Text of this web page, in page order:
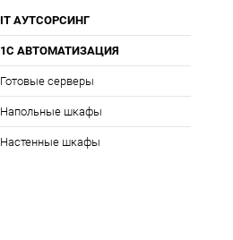
IT АУТСОРСИНГ
1С АВТОМАТИЗАЦИЯ
Готовые серверы
Напольные шкафы
Настенные шкафы